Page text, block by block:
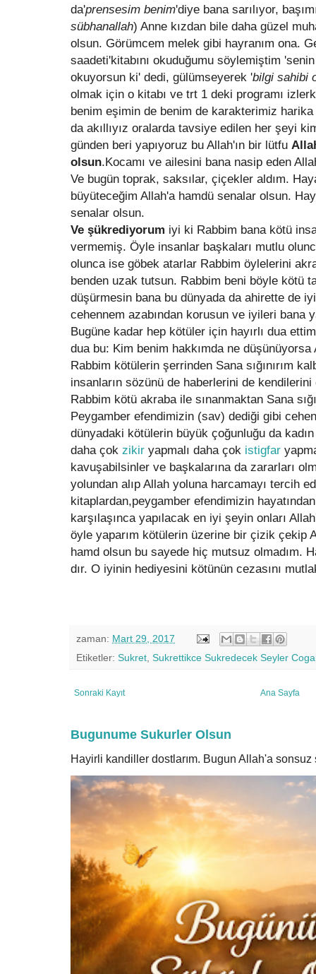
da'prensesim benim'diye bana sarılıyor,
sübhanallah) Anne kızdan bile daha güzel
olsun. Görümcem melek gibi hayranım ona.
saadeti'kitabını okuduğumu söylemiştim
okuyorsun ki' dedi, gülümseyerek 'bilgi sahibi
olmak için o kitabı ve trt 1 deki programı
benim eşimin de benim de karakterimiz
da akıllıyız oralarda tavsiye edilen her şeyi
günden beri yapıyoruz bu Allah'ın bir lütfu
olsun.Kocamı ve ailesini bana nasip eden
Ve bugün toprak, saksılar, çiçekler aldım.
büyüteceğim Allah'a hamdü senalar olsun.
senalar olsun.
Ve şükrediyorum iyi ki Rabbim bana kötü
vermemiş. Öyle insanlar başkaları mutlu
olunca ise göbek atarlar Rabbim öylelerini
benden uzak tutsun. Rabbim beni böyle kötü
düşürmesin bana bu dünyada da ahirette de
cehennem azabından korusun ve iyileri bana
Bugüne kadar hep kötüler için hayırlı dua
dua bu: Kim benim hakkımda ne
Rabbim kötülerin şerrinden Sana sığınırım
insanların sözünü de haberlerini de
Rabbim kötü akraba ile sınanmaktan Sana
Peygamber efendimizin (sav) dediği gibi
dünyadaki kötülerin büyük çoğunluğu da
daha çok zikir yapmalı daha çok istigfar
kavuşabilsinler ve başkalarına da zararları
yolundan alıp Allah yoluna harcamayı tercih
kitaplardan,peygamber efendimizin
karşılaşınca yapılacak en iyi şeyin onları
öyle yaparım kötülerin üzerine bir çizik çekip
hamd olsun bu sayede hiç mutsuz olmadım.
dır. O iyinin hediyesini kötünün cezasını
zaman: Mart 29, 2017
Etiketler: Sukret Sukrettikce Sukredecek Seyler
Sonraki Kayıt Ana Sayfa
Bugunume Sukurler Olsun
Hayirli kandiller dostlarım. Bugun Allah'a